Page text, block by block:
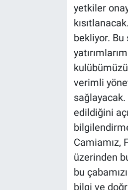
yetkiler
bekliyor.
verimli
sağlayacak.
edildiğini
Camiamız,
üzerinden
bu
bilgi ve